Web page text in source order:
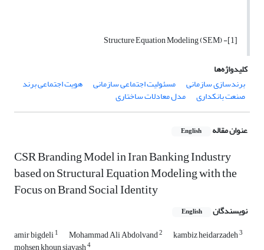
[1]- Structure Equation Modeling (SEM)
کلیدواژه‌ها
برندسازی سازمانی
مسئولیت اجتماعی سازمانی هویت اجتماعی برند
صنعت بانکداری مدل معادلات ساختاری
عنوان مقاله English
CSR Branding Model in Iran Banking Industry
based on Structural Equation Modeling with the
Focus on Brand Social Identity
نویسندگان English
amir bigdeli1 Mohammad Ali Abdolvand2 kambiz heidarzadeh3
4